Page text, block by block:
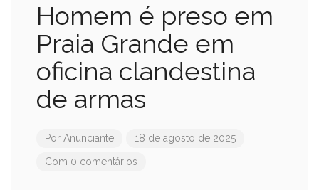
Homem é preso em
Praia Grande em
oficina clandestina
de armas
Por Anunciante 18 de agosto de 2025
Com 0 comentários